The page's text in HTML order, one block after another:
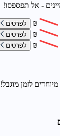
- אל תפספסו!
₪ לפרטים
₪ לפרטים
₪ לפרטים
לזמן מוגבל!